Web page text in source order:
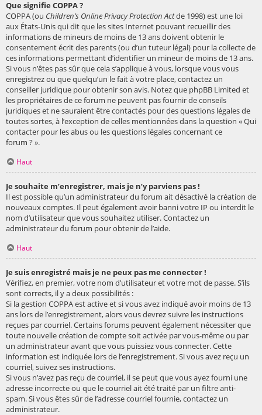
Que signifie COPPA ?
COPPA (ou Children’s Online Privacy Protection Actde 1998) est une loi
aux États-Unis qui dit que les sites Internet pouvant recueillir des
informations de mineurs de moins de 13 ans doivent obtenir le
consentement écrit des parents (ou d’un tuteur légal) pour la collecte de
ces informations permettant d’identifier un mineur de moins de 13 ans.
Si vous n’êtes pas sûr que cela s’applique à vous, lorsque vous vous
enregistrez ou que quelqu’un le fait à votre place, contactez un
conseiller juridique pour obtenir son avis. Notez que phpBB Limited et
les propriétaires de ce forum ne peuvent pas fournir de conseils
juridiques et ne sauraient être contactés pour des questions légales de
toutes sortes, à l’exception de celles mentionnées dans la question « Qui
contacter pour les abus ou les questions légales concernant ce
forum ? ».
Haut
Je souhaite m’enregistrer, mais je n’y parviens pas !
Il est possible qu’un administrateur du forum ait désactivé la création de
nouveaux comptes. Il peut également avoir banni votre IP ou interdit le
nom d’utilisateur que vous souhaitez utiliser. Contactez un
administrateur du forum pour obtenir de l’aide.
Haut
Je suis enregistré mais je ne peux pas me connecter !
Vérifiez, en premier, votre nom d’utilisateur et votre mot de passe. S’ils
sont corrects, il y a deux possibilités :
Si la gestion COPPA est active et si vous avez indiqué avoir moins de 13
ans lors de l’enregistrement, alors vous devrez suivre les instructions
reçues par courriel. Certains forums peuvent également nécessiter que
toute nouvelle création de compte soit activée par vous-même ou par
un administrateur avant que vous puissiez vous connecter. Cette
information est indiquée lors de l’enregistrement. Si vous avez reçu un
courriel, suivez ses instructions.
Si vous n’avez pas reçu de courriel, il se peut que vous ayez fourni une
adresse incorrecte ou que le courriel ait été traité par un filtre anti-
spam. Si vous êtes sûr de l’adresse courriel fournie, contactez un
administrateur.